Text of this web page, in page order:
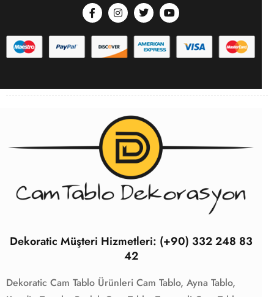
Dekoratic Müşteri Hizmetleri: (+90) 332 248 83
42
Dekoratic Cam Tablo Ürünleri Cam Tablo, Ayna Tablo,